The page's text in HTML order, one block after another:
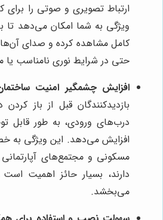
ارتباط تصویری و صوتی را برای
ویژگی به شما امکان می‌دهد تا
کامل مشاهده کرده و صدای آن‌ها
حتی در شرایط نوری نامناسب
افزایش چشمگیر امنیت
بازدیدکنندگان قبل از باز
درب‌های ورودی، به طور قابل
افزایش می‌دهد. این ویژگی به
مسکونی و مجتمع‌های آپارتمانی
دارند، بسیار حائز اهمیت
می‌بخشد.